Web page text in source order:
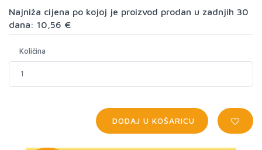
Najniža cijena po kojoj je proizvod prodan u zadnjih 30
dana: 10,56 €
Količina
DODAJ U KOŠARICU